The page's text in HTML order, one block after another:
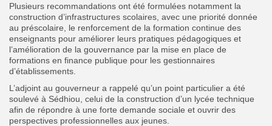
Plusieurs recommandations ont été formulées notamment la
construction d’infrastructures scolaires, avec une priorité donnée
au préscolaire, le renforcement de la formation continue des
enseignants pour améliorer leurs pratiques pédagogiques et
l’amélioration de la gouvernance par la mise en place de
formations en finance publique pour les gestionnaires
d’établissements.
L’adjoint au gouverneur a rappelé qu’un point particulier a été
soulevé à Sédhiou, celui de la construction d’un lycée technique
afin de répondre à une forte demande sociale et ouvrir des
perspectives professionnelles aux jeunes.